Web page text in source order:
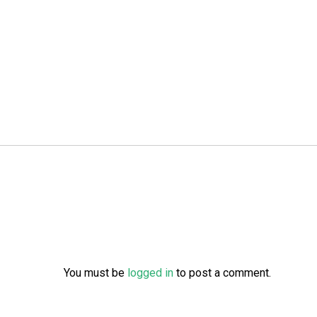
You must be logged in to post a comment.